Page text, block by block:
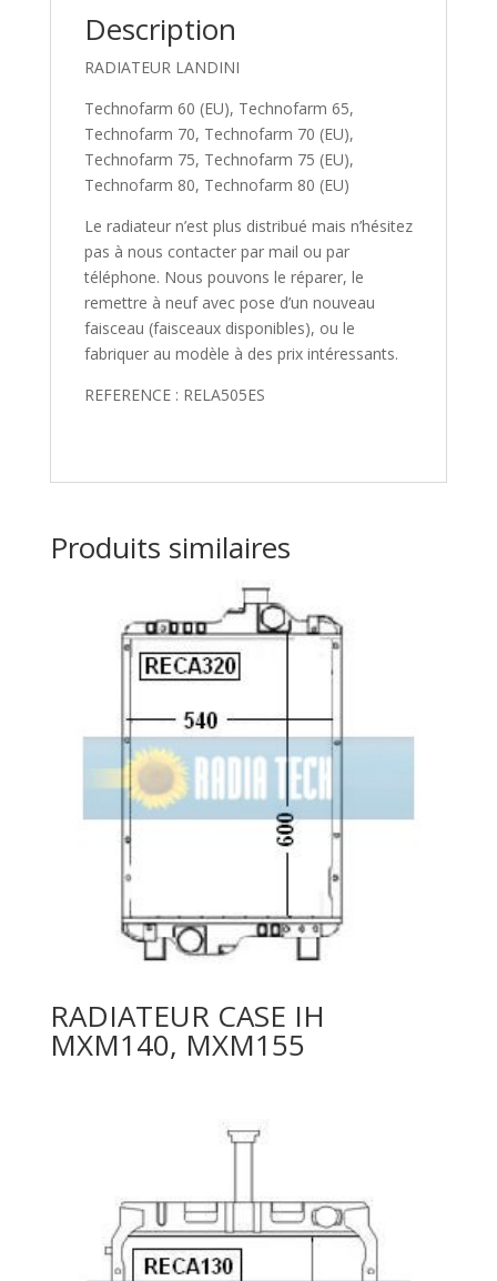
Description
RADIATEUR LANDINI
Technofarm 60 (EU), Technofarm 65,
Technofarm 70, Technofarm 70 (EU),
Technofarm 75, Technofarm 75 (EU),
Technofarm 80, Technofarm 80 (EU)
Le radiateur n’est plus distribué mais n’hésitez
pas à nous contacter par mail ou par
téléphone. Nous pouvons le réparer, le
remettre à neuf avec pose d’un nouveau
faisceau (faisceaux disponibles), ou le
fabriquer au modèle à des prix intéressants.
REFERENCE : RELA505ES
Produits similaires
RADIATEUR CASE IH
MXM140, MXM155